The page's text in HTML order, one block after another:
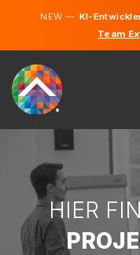
NEW —KI-
Team
WIE FUNKTIONIERT ES?
KARRIERE
FINDEN
HIER